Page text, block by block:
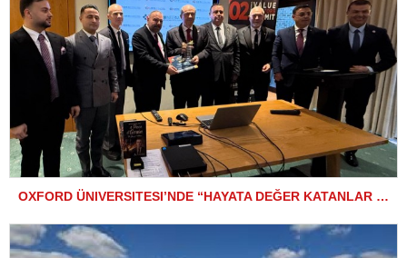
OXFORD ÜNIVERSITESI’NDE “HAYATA DEĞER KATANLAR ZIRVESI” “Oxford Tarihi Mesajlara Sahne Oldu”